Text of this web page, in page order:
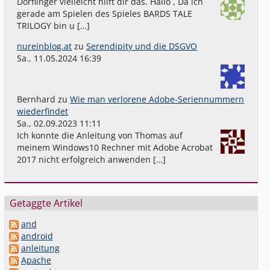
gerade am Spielen des Spieles BARDS TALE
TRILOGY bin u […]
nureinblog.at zuSerendipity und die DSGVO
Sa., 11.05.2024 16:39
Bernhard zuWie man verlorene Adobe-Seriennummern
wiederfindet
Sa., 02.09.2023 11:11
Ich konnte die Anleitung von Thomas auf
meinem Windows10 Rechner mit Adobe Acrobat
2017 nicht erfolgreich anwenden […]
Getaggte Artikel
and
android
anleitung
Apache